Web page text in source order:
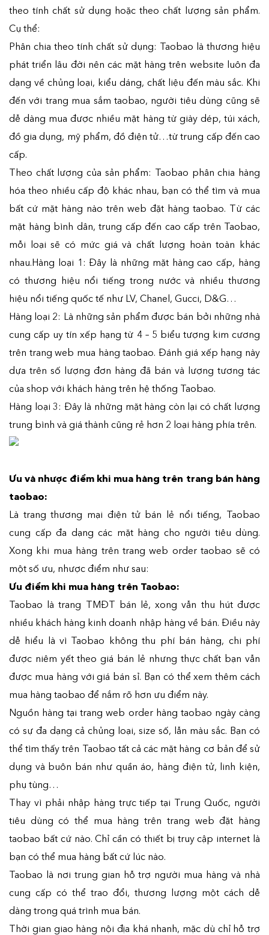
theo tính chất sử dụng hoặc theo chất lượng sản phẩm.
Cụ thể:
Phân chia theo tính chất sử dụng: Taobao là thương hiệu
phát triển lâu đời nên các mặt hàng trên website luôn đa
dạng về chủng loại, kiểu dáng, chất liệu đến màu sắc. Khi
đến với trang mua sắm taobao, người tiêu dùng cũng sẽ
dễ dàng mua được nhiều mặt hàng từ giày dép, túi xách,
đồ gia dụng, mỹ phẩm, đồ điện tử…từ trung cấp đến cao
cấp.
Theo chất lượng của sản phẩm: Taobao phân chia hàng
hóa theo nhiều cấp độ khác nhau, bạn có thể tìm và mua
bất cứ mặt hàng nào trên web đặt hàng taobao. Từ các
mặt hàng bình dân, trung cấp đến cao cấp trên Taobao,
mỗi loại sẽ có mức giá và chất lượng hoàn toàn khác
nhau.Hàng loại 1: Đây là những mặt hàng cao cấp, hàng
có thương hiệu nổi tiếng trong nước và nhiều thương
hiệu nổi tiếng quốc tế như LV, Chanel, Gucci, D&G…
Hàng loại 2: Là những sản phẩm được bán bởi những nhà
cung cấp uy tín xếp hạng từ 4 – 5 biểu tượng kim cương
trên trang web mua hàng taobao. Đánh giá xếp hạng này
dựa trên số lượng đơn hàng đã bán và lượng tương tác
của shop với khách hàng trên hệ thống Taobao.
Hàng loại 3: Đây là những mặt hàng còn lại có chất lượng
trung bình và giá thành cũng rẻ hơn 2 loại hàng phía trên.
Ưu và nhược điểm khi mua hàng trên trang bán hàng
taobao:
Là trang thương mại điện tử bán lẻ nổi tiếng, Taobao
cung cấp đa dạng các mặt hàng cho người tiêu dùng.
Xong khi mua hàng trên trang web order taobao sẽ có
một số ưu, nhược điểm như sau:
Ưu điểm khi mua hàng trên Taobao:
Taobao là trang TMĐT bán lẻ, xong vẫn thu hút được
nhiều khách hàng kinh doanh nhập hàng về bán. Điều này
dễ hiểu là vì Taobao không thu phí bán hàng, chi phí
được niêm yết theo giá bán lẻ nhưng thực chất bạn vẫn
được mua hàng với giá bán sỉ. Bạn có thể xem thêm cách
mua hàng taobao để nắm rõ hơn ưu điểm này.
Nguồn hàng tại trang web order hàng taobao ngày càng
có sự đa dạng cả chủng loại, size số, lẫn màu sắc. Bạn có
thể tìm thấy trên Taobao tất cả các mặt hàng cơ bản để sử
dụng và buôn bán như quần áo, hàng điện tử, linh kiện,
phụ tùng…
Thay vì phải nhập hàng trực tiếp tại Trung Quốc, người
tiêu dùng có thể mua hàng trên trang web đặt hàng
taobao bất cứ nào. Chỉ cần có thiết bị truy cập internet là
bạn có thể mua hàng bất cứ lúc nào.
Taobao là nơi trung gian hỗ trợ người mua hàng và nhà
cung cấp có thể trao đổi, thương lượng một cách dễ
dàng trong quá trình mua bán.
Thời gian giao hàng nội địa khá nhanh, mặc dù chỉ hỗ trợ